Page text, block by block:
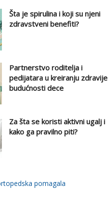
Šta je spirulina i koji su njeni
zdravstveni benefiti?
Partnerstvo roditelja i
pedijatara u kreiranju zdravije
budućnosti dece
Za šta se koristi aktivni ugalj i
kako ga pravilno piti?